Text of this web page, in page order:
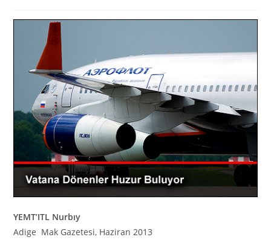
YEMT’ITL Nurbıy
Adige Mak Gazetesi, Haziran 2013